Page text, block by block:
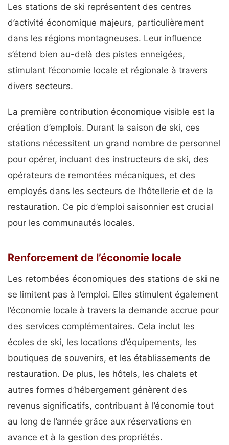
Les stations de ski représentent des centres
d’activité économique majeurs, particulièrement
dans les régions montagneuses. Leur influence
s’étend bien au-delà des pistes enneigées,
stimulant l’économie locale et régionale à travers
divers secteurs.
La première contribution économique visible est la
création d’emplois. Durant la saison de ski, ces
stations nécessitent un grand nombre de personnel
pour opérer, incluant des instructeurs de ski, des
opérateurs de remontées mécaniques, et des
employés dans les secteurs de l’hôtellerie et de la
restauration. Ce pic d’emploi saisonnier est crucial
pour les communautés locales.
Renforcement de l’économie locale
Les retombées économiques des stations de ski ne
se limitent pas à l’emploi. Elles stimulent également
l’économie locale à travers la demande accrue pour
des services complémentaires. Cela inclut les
écoles de ski, les locations d’équipements, les
boutiques de souvenirs, et les établissements de
restauration. De plus, les hôtels, les chalets et
autres formes d’hébergement génèrent des
revenus significatifs, contribuant à l’économie tout
au long de l’année grâce aux réservations en
avance et à la gestion des propriétés.